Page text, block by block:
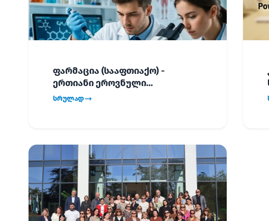
ფარმაცია (სააფთიაქო) -
ერთიანი ეროვნული
გამოცდების განრიგი!
სრულად